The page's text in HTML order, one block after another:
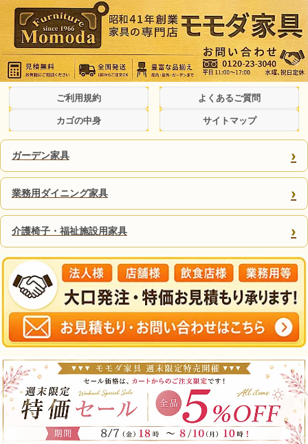
ご利用規約 よくあるご質問
カゴの中身 サイトマップ
ガーデン家具 ›
業務用ダイニング家具 ›
介護椅子・福祉施設用家具 ›